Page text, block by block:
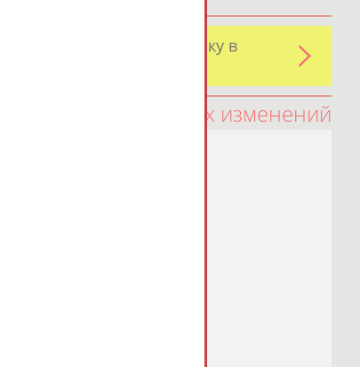
какую-либо ошибку в
100 последних изменений